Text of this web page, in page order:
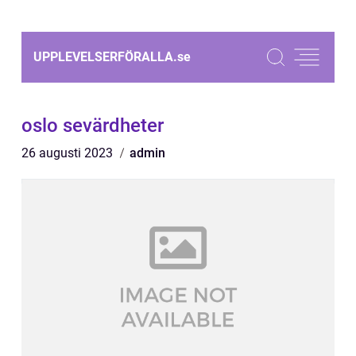
UPPLEVELSERFÖRALLA.se
oslo sevärdheter
26 augusti 2023 admin